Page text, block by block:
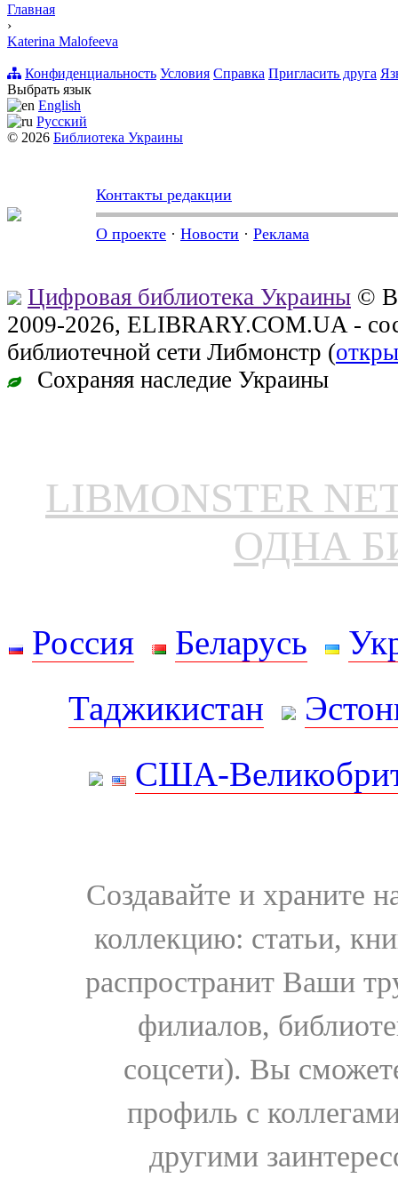
Главная
›
Katerina Malofeeva
Конфиденциальность Условия Справка Пригласить друга
Выбрать язык
English
Русский
© 2026 Библиотека Украины
Контакты редакции
О проекте · Новости · Реклама
Цифровая библиотека Украины ©
2009-2026, ELIBRARY.COM.UA -
библиотечной сети Либмонстр (
Сохраняя наследие Украины
LIBMONSTER
ОДНА
Россия Беларусь
Таджикистан
США-
Создавайте и храните
коллекцию: статьи,
распространит Ваши
филиалов,
соцсети). Вы
профиль с
другими